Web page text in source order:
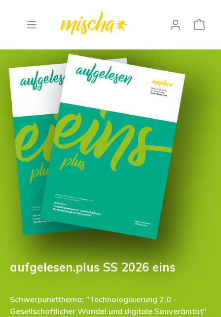
aufgelesen.plus SS 2026 eins
Schwerpunktthema: "Technologisierung 2.0 -
Gesellschaftlicher Wandel und digitale Souveränität"